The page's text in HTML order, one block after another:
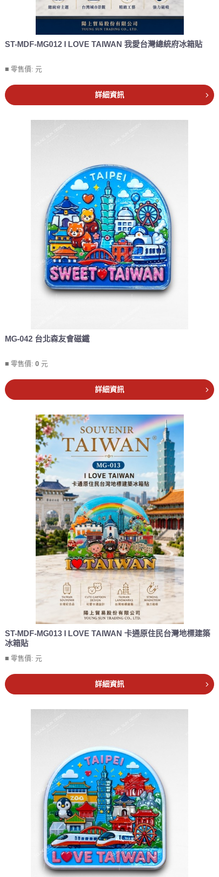
ST-MDF-MG012 I LOVE TAIWAN 我愛台灣總統府冰箱貼
■ 零售價: 元
詳細資訊
MG-042 台北森友會磁鐵
■ 零售價: 0 元
詳細資訊
ST-MDF-MG013 I LOVE TAIWAN 卡通原住民台灣地標建築
冰箱貼
■ 零售價: 元
詳細資訊